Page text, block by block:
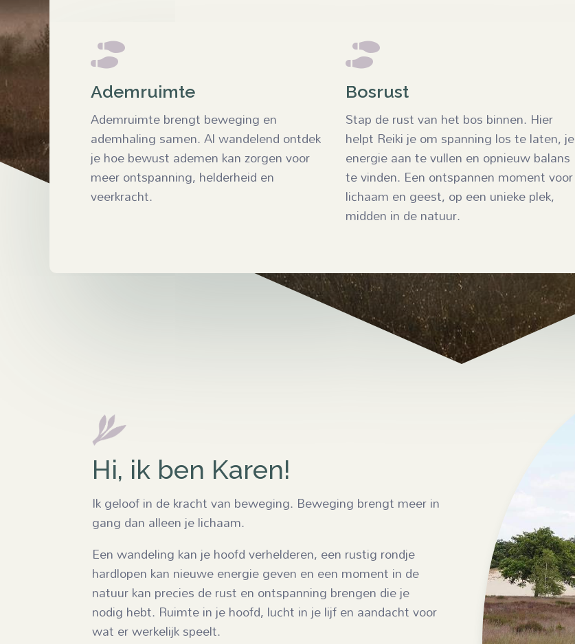

Ademruimte
Ademruimte brengt beweging en
ademhaling samen. Al wandelend ontdek
je hoe bewust ademen kan zorgen voor
meer ontspanning, helderheid en
veerkracht.

Bosrust
Stap de rust van het bos binnen. Hier
helpt Reiki je om spanning los te laten, je
energie aan te vullen en opnieuw balans
te vinden. Een ontspannen moment voor
lichaam en geest, op een unieke plek,
midden in de natuur.
Hi, ik ben Karen!
Ik geloof in de kracht van beweging. Beweging brengt meer in
gang dan alleen je lichaam.
Een wandeling kan je hoofd verhelderen, een rustig rondje
hardlopen kan nieuwe energie geven en een moment in de
natuur kan precies de rust en ontspanning brengen die je
nodig hebt. Ruimte in je hoofd, lucht in je lijf en aandacht voor
wat er werkelijk speelt.